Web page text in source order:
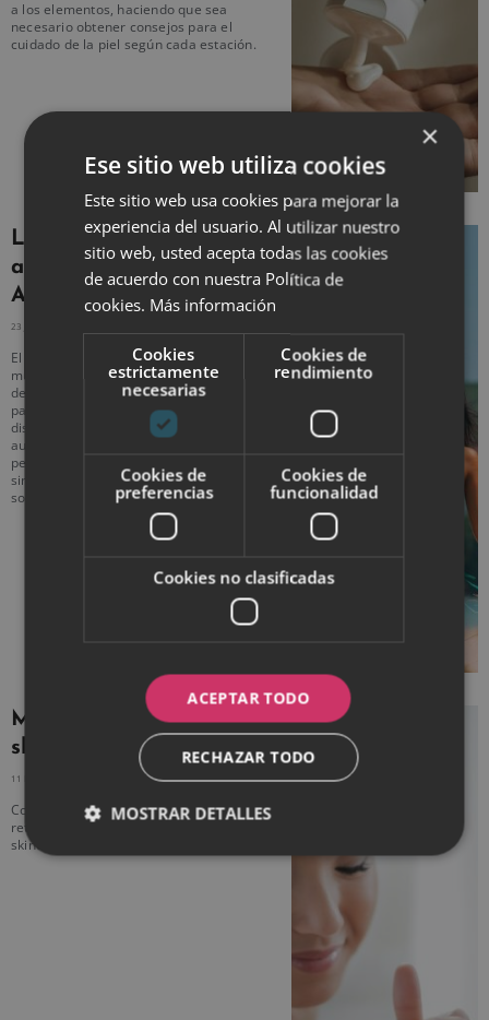
a los elementos, haciendo que sea
necesario obtener consejos para el
cuidado de la piel según cada estación.
Los mejores
autobronceadores de
Amazon
23 JUNIO, 2023
El bronceado es un aspecto deseado por
muchas personas, pero exponerse al sol
de forma excesiva puede ser perjudicial
para la piel. Afortunadamente, Amazon
dispone de los mejores
autobronceadores 2023, los cuales
permiten obtener un bronceado natural
sin los riesgos asociados a la radiación
solar.
Mejores productos
skincare de 2023
11 MAYO, 2023 NO HAY COMENTARIOS
Con ácido hialurónico, vitamina C o
retinol, conoce los mejores productos
skincare que puedes comprar este 2023.
×
Ese sitio web utiliza cookies
Este sitio web usa cookies para mejorar la
experiencia del usuario. Al utilizar nuestro
sitio web, usted acepta todas las cookies
de acuerdo con nuestra Política de
cookies. Más información
Cookies
estrictamente
necesarias
Cookies de
rendimiento
Cookies de
preferencias
Cookies de
funcionalidad
Cookies no clasificadas
ACEPTAR TODO
RECHAZAR TODO
MOSTRAR DETALLES